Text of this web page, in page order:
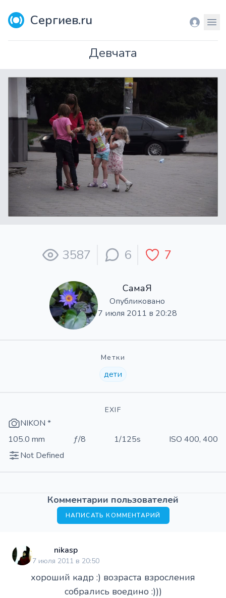
Сергиев.ru Вход
Девчата
3587 6 7
СамаЯ
Опубликовано
7 июля 2011 в 20:28
Метки
дети
EXIF
NIKON *
105.0 mm
ƒ/8 1/125s
ISO 400, 400
Not Defined
Комментарии пользователей
НАПИСАТЬ КОММЕНТАРИЙ
nikasp
7 июля 2011 в 20:50
хороший кадр :) возраста взросления
собрались воедино :)))